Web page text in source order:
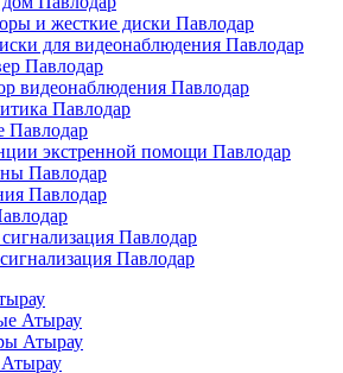
и жесткие диски Павлодар
для видеонаблюдения Павлодар
Павлодар
видеонаблюдения Павлодар
Павлодар
Павлодар
экстренной помощи Павлодар
Павлодар
Павлодар
Павлодар
Павлодар
Атырау
Атырау